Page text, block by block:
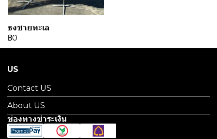
ธงชายทะเล
฿0
US
Contact US
About US
ช่องทางชำระเงิน